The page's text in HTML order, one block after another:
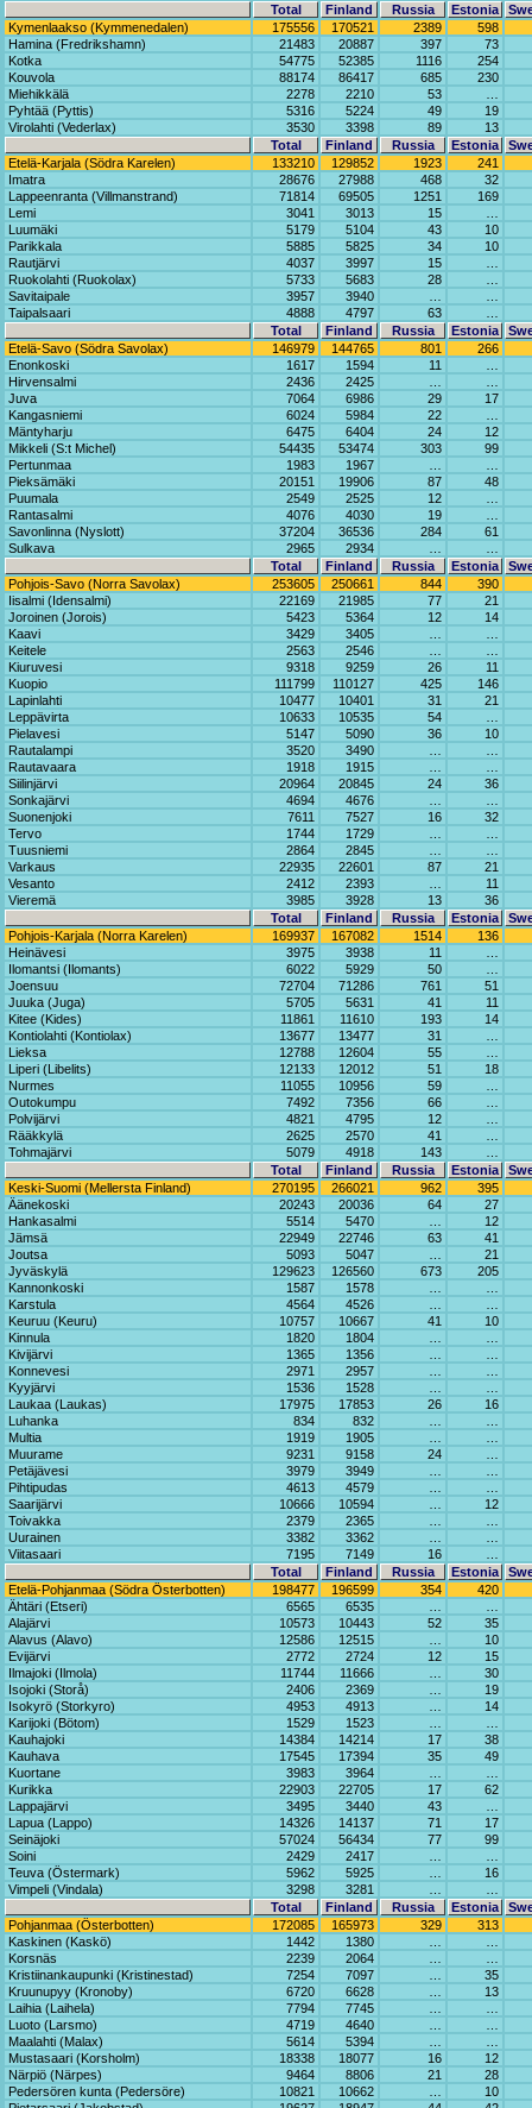
Total
Finland Russia Estonia
Kymenlaakso (Kymmenedalen)
175556 170521 2389
598
Hamina (Fredrikshamn)
21483 20887 397
73
Kotka
54775 52385 1116
254
Kouvola
88174 86417 685
230
Miehikkälä
2278 2210 53
Pyhtää (Pyttis)
5316 5224 49
19
Virolahti (Vederlax)
3530 3398 89
13
Total
Finland Russia Estonia
Etelä-Karjala (Södra Karelen)
133210 129852 1923
241
Imatra
28676 27988 468
32
Lappeenranta (Villmanstrand)
71814 69505 1251
169
Lemi
3041 3013 15
Luumäki
5179 5104 43
10
Parikkala
5885 5825 34
10
Rautjärvi
4037 3997 15
Ruokolahti (Ruokolax)
5733 5683 28
Savitaipale
3957 3940
Taipalsaari
4888 4797 63
Total
Finland Russia Estonia
Etelä-Savo (Södra Savolax)
146979 144765 801
266
Enonkoski
1617 1594 11
Hirvensalmi
2436 2425
Juva
7064 6986 29
17
Kangasniemi
6024 5984 22
Mäntyharju
6475 6404 24
12
Mikkeli (S:t Michel)
54435 53474 303
99
Pertunmaa
1983 1967
Pieksämäki
20151 19906 87
48
Puumala
2549 2525 12
Rantasalmi
4076 4030 19
Savonlinna (Nyslott)
37204 36536 284
61
Sulkava
2965 2934
Total
Finland Russia Estonia
Pohjois-Savo (Norra Savolax)
253605 250661 844
390
Iisalmi (Idensalmi)
22169 21985 77
21
Joroinen (Jorois)
5423 5364 12
14
Kaavi
3429 3405
Keitele
2563 2546
Kiuruvesi
9318 9259 26
11
Kuopio
111799 110127 425
146
Lapinlahti
10477 10401 31
21
Leppävirta
10633 10535 54
Pielavesi
5147 5090 36
10
Rautalampi
3520 3490
Rautavaara
1918 1915
Siilinjärvi
20964 20845 24
36
Sonkajärvi
4694 4676
Suonenjoki
7611 7527 16
32
Tervo
1744 1729
Tuusniemi
2864 2845
Varkaus
22935 22601 87
21
Vesanto
2412 2393
11
Vieremä
3985 3928 13
36
Total
Finland Russia Estonia
Pohjois-Karjala (Norra Karelen)
169937 167082 1514
136
Heinävesi
3975 3938 11
Ilomantsi (Ilomants)
6022 5929 50
Joensuu
72704 71286 761
51
Juuka (Juga)
5705 5631 41
11
Kitee (Kides)
11861 11610 193
14
Kontiolahti (Kontiolax)
13677 13477 31
Lieksa
12788 12604 55
Liperi (Libelits)
12133 12012 51
18
Nurmes
11055 10956 59
Outokumpu
7492 7356 66
Polvijärvi
4821 4795 12
Rääkkylä
2625 2570 41
Tohmajärvi
5079 4918 143
Total
Finland Russia Estonia
Keski-Suomi (Mellersta Finland)
270195 266021 962
395
Äänekoski
20243 20036 64
27
Hankasalmi
5514 5470
12
Jämsä
22949 22746 63
41
Joutsa
5093 5047
21
Jyväskylä
129623 126560 673
205
Kannonkoski
1587 1578
Karstula
4564 4526
Keuruu (Keuru)
10757 10667 41
10
Kinnula
1820 1804
Kivijärvi
1365 1356
Konnevesi
2971 2957
Kyyjärvi
1536 1528
Laukaa (Laukas)
17975 17853 26
16
Luhanka
834 832
Multia
1919 1905
Muurame
9231 9158 24
Petäjävesi
3979 3949
Pihtipudas
4613 4579
Saarijärvi
10666 10594
12
Toivakka
2379 2365
Uurainen
3382 3362
Viitasaari
7195 7149 16
Total
Finland Russia Estonia
Etelä-Pohjanmaa (Södra Österbotten)
198477 196599 354
420
Ähtäri (Etseri)
6565 6535
Alajärvi
10573 10443 52
35
Alavus (Alavo)
12586 12515
10
Evijärvi
2772 2724 12
15
Ilmajoki (Ilmola)
11744 11666
30
Isojoki (Storå)
2406 2369
19
Isokyrö (Storkyro)
4953 4913
14
Karijoki (Bötom)
1529 1523
Kauhajoki
14384 14214 17
38
Kauhava
17545 17394 35
49
Kuortane
3983 3964
Kurikka
22903 22705 17
62
Lappajärvi
3495 3440 43
Lapua (Lappo)
14326 14137 71
17
Seinäjoki
57024 56434 77
99
Soini
2429 2417
Teuva (Östermark)
5962 5925
16
Vimpeli (Vindala)
3298 3281
Total
Finland Russia Estonia
Pohjanmaa (Österbotten)
172085 165973 329
313
Kaskinen (Kaskö)
1442 1380
Korsnäs
2239 2064
Kristiinankaupunki (Kristinestad)
7254 7097
35
Kruunupyy (Kronoby)
6720 6628
13
Laihia (Laihela)
7794 7745
Luoto (Larsmo)
4719 4640
Maalahti (Malax)
5614 5394
Mustasaari (Korsholm)
18338 18077 16
12
Närpiö (Närpes)
9464 8806 21
28
Pedersören kunta (Pedersöre)
10821 10662
10